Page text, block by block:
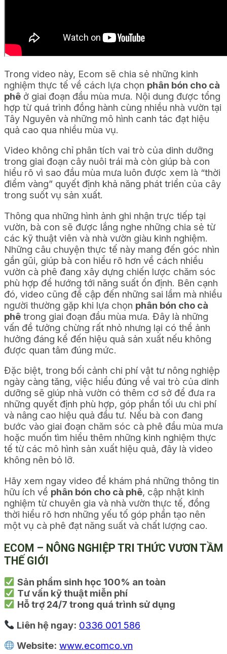
Trong video này, Ecom sẽ chia sẻ những kinh
nghiệm thực tế về cách lựa chọn phân bón cho cà
phê ở giai đoạn đầu mùa mưa. Nội dung được tổng
hợp từ quá trình đồng hành cùng nhiều nhà vườn tại
Tây Nguyên và những mô hình canh tác đạt hiệu
quả cao qua nhiều mùa vụ.
Video không chỉ phân tích vai trò của dinh dưỡng
trong giai đoạn cây nuôi trái mà còn giúp bà con
hiểu rõ vì sao đầu mùa mưa luôn được xem là “thời
điểm vàng” quyết định khả năng phát triển của cây
trong suốt vụ sản xuất.
Thông qua những hình ảnh ghi nhận trực tiếp tại
vườn, bà con sẽ được lắng nghe những chia sẻ từ
các kỹ thuật viên và nhà vườn giàu kinh nghiệm.
Những câu chuyện thực tế này mang đến góc nhìn
gần gũi, giúp bà con hiểu rõ hơn về cách nhiều
vườn cà phê đang xây dựng chiến lược chăm sóc
phù hợp để hướng tới năng suất ổn định. Bên cạnh
đó, video cũng đề cập đến những sai lầm mà nhiều
người thường gặp khi lựa chọn phân bón cho cà
phê trong giai đoạn đầu mùa mưa. Đây là những
vấn đề tưởng chừng rất nhỏ nhưng lại có thể ảnh
hưởng đáng kể đến hiệu quả sản xuất nếu không
được quan tâm đúng mức.
Đặc biệt, trong bối cảnh chi phí vật tư nông nghiệp
ngày càng tăng, việc hiểu đúng về vai trò của dinh
dưỡng sẽ giúp nhà vườn có thêm cơ sở để đưa ra
những quyết định phù hợp, góp phần tối ưu chi phí
và nâng cao hiệu quả đầu tư. Nếu bà con đang
bước vào giai đoạn chăm sóc cà phê đầu mùa mưa
hoặc muốn tìm hiểu thêm những kinh nghiệm thực
tế từ các mô hình sản xuất hiệu quả, đây là video
không nên bỏ lỡ.
Hãy xem ngay video để khám phá những thông tin
hữu ích về phân bón cho cà phê, cập nhật kinh
nghiệm từ chuyên gia và nhà vườn thực tế, đồng
thời hiểu rõ hơn những yếu tố góp phần tạo nên
một vụ cà phê đạt năng suất và chất lượng cao.
ECOM – NÔNG NGHIỆP TRI THỨC VƯƠN TẦM
THẾ GIỚI
Sản phẩm sinh học 100% an toàn
Tư vấn kỹ thuật miễn phí
Hỗ trợ 24/7 trong quá trình sử dụng
Liên hệ ngay: 0336 001 586
Website: www.ecomco.vn